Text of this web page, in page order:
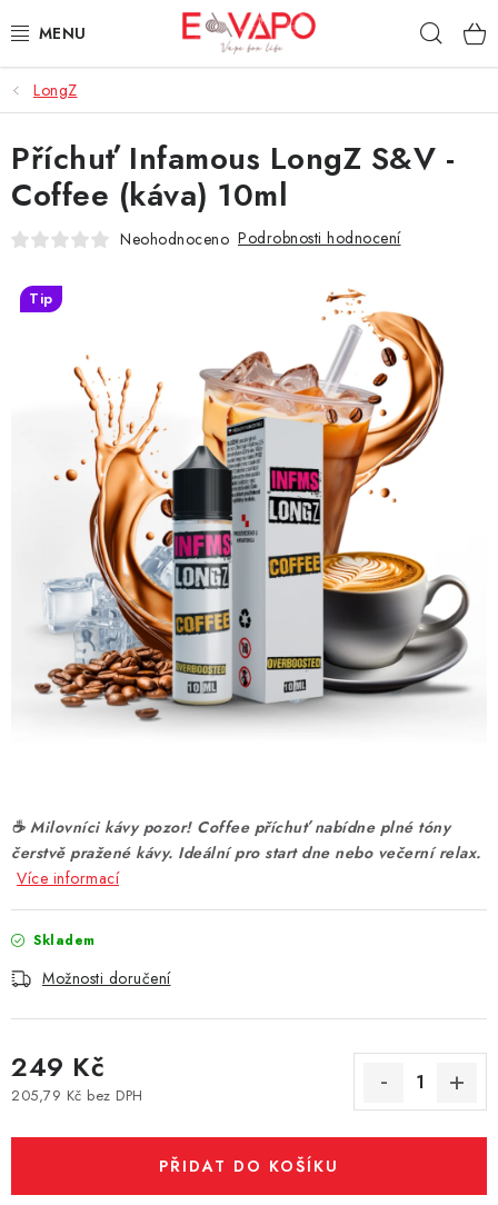
na
3D TISK
TIPY ZA DOBROU CENU
AROMATA A PŘÍCHUTĚ
E-CIGARETY
NIKOTINOVÉ SÁČKY
DÁRKOVÉ VOUCHERY
ATOMIZÉRY A CARTRIDGE
BATERIE A NABÍJEČKY
NIKOTINOVÝ FILM
PŘÍSLUŠENSTVÍ
Vše o nákupu Jak reklamovat či vrátit zboží
Recenze
Kontakty
Prodejny
LongZ
☕ Milovníci kávy pozor! Coffee příchuť nabídne plné tóny
čerstvě pražené kávy. Ideální pro start dne nebo večerní relax.
Více informací
Skladem
Možnosti doručení
249 Kč
205,79 Kč bez DPH
PŘIDAT DO KOŠÍKU
Příchuť Infamous LongZ S&V -
Coffee (káva) 10ml
Neohodnoceno Podrobnosti hodnocení
Tip